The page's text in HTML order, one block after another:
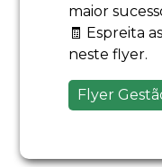
maior
🧾 Espreita
neste flyer.
Flyer